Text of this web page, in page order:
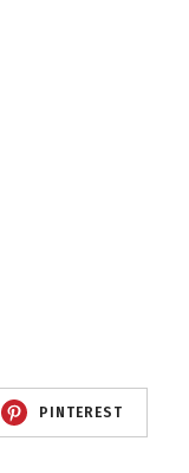
PINTEREST